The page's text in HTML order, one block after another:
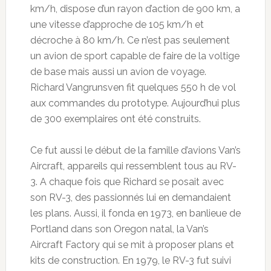
km/h, dispose d’un rayon d’action de 900 km, a
une vitesse d’approche de 105 km/h et
décroche à 80 km/h. Ce n’est pas seulement
un avion de sport capable de faire de la voltige
de base mais aussi un avion de voyage.
Richard Vangrunsven fit quelques 550 h de vol
aux commandes du prototype. Aujourd’hui plus
de 300 exemplaires ont été construits.
Ce fut aussi le début de la famille d’avions Van’s
Aircraft, appareils qui ressemblent tous au RV-
3. A chaque fois que Richard se posait avec
son RV-3, des passionnés lui en demandaient
les plans. Aussi, il fonda en 1973, en banlieue de
Portland dans son Oregon natal, la Van’s
Aircraft Factory qui se mit à proposer plans et
kits de construction. En 1979, le RV-3 fut suivi